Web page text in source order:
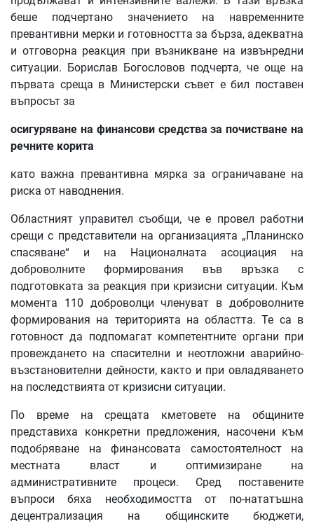
беше подчертано значението на навременните
превантивни мерки и готовността за бърза, адекватна
и отговорна реакция при възникване на извънредни
ситуации. Борислав Богословов подчерта, че още на
първата среща в Министерски съвет е бил поставен
въпросът за
осигуряване на финансови средства за почистване на
речните корита
като важна превантивна мярка за ограничаване на
риска от наводнения.
Областният управител съобщи, че е провел работни
срещи с представители на организацията „Планинско
спасяване“ и на Националната асоциация на
доброволните формирования във връзка с
подготовката за реакция при кризисни ситуации. Към
момента 110 доброволци членуват в доброволните
формирования на територията на областта. Те са в
готовност да подпомагат компетентните органи при
провеждането на спасителни и неотложни аварийно-
възстановителни дейности, както и при овладяването
на последствията от кризисни ситуации.
По време на срещата кметовете на общините
представиха конкретни предложения, насочени към
подобряване на финансовата самостоятелност на
местната власт и оптимизиране на
административните процеси. Сред поставените
въпроси бяха необходимостта от по-нататъшна
децентрализация на общинските бюджети,